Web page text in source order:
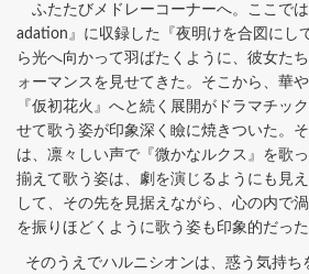
ふたたびメドレーコーナーへ。ここで
adation』に収録した『夜明けを合図にし
ら光へ向かって羽ばたくように、彼女た
ォーマンスを見せてきた。そこから、華
『仮初花火』へと続く展開がドラマチッ
せて歌う姿が印象深く瞼に焼きついた。
は、凛々しい声で『微かなルクス』を歌
揃えて歌う姿は、劇を演じるようにも見
して、その先を見据えながら、心の内で
を振りほどくように歌う姿も印象的だった
そのうえでハルニシオンは、惑う気持ち